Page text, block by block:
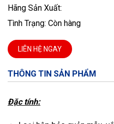
Hãng Sản Xuất:
Tình Trạng: Còn hàng
LIÊN HỆ NGAY
THÔNG TIN SẢN PHẨM
Đặc tính: